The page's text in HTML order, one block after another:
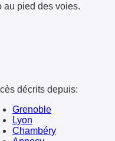
au pied des voies.
décrits depuis:
Grenoble
Lyon
Chambéry